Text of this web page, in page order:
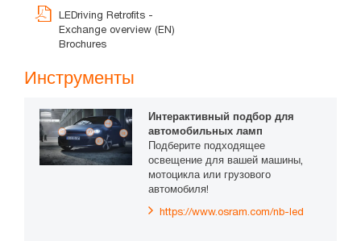
LEDriving Retrofits -
Exchange overview (EN)
Brochures
Инструменты
Интерактивный подбор для
автомобильных ламп
Подберите подходящее
освещение для вашей машины,
мотоцикла или грузового
автомобиля!
https://www.osram.com/nb-led